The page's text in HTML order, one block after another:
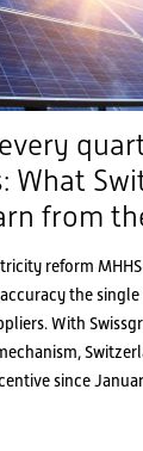
What
from
reform
the
With
since